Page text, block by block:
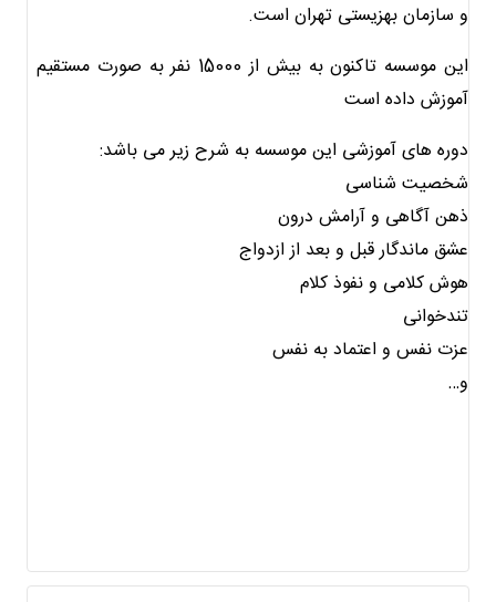
و سازمان بهزیستی تهران است.
این موسسه تاکنون به بیش از 15000 نفر به صورت مستقیم
آموزش داده است
دوره های آموزشی این موسسه به شرح زیر می باشد:
شخصیت شناسی
ذهن آگاهی و آرامش درون
عشق ماندگار قبل و بعد از ازدواج
هوش کلامی و نفوذ کلام
تندخوانی
عزت نفس و اعتماد به نفس
و…